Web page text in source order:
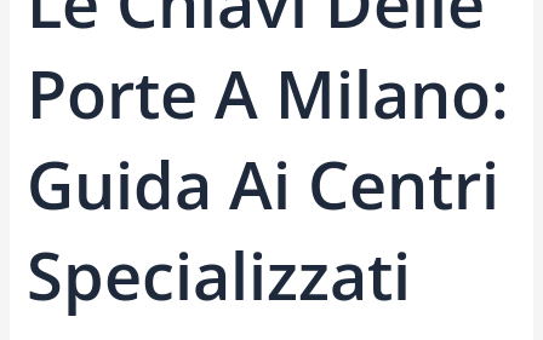
Porte A Milano:
Guida Ai Centri
Specializzati